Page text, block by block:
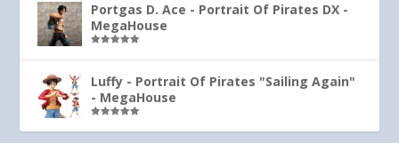
Portgas D. Ace - Portrait Of Pirates DX -
MegaHouse
Luffy - Portrait Of Pirates "Sailing Again"
- MegaHouse